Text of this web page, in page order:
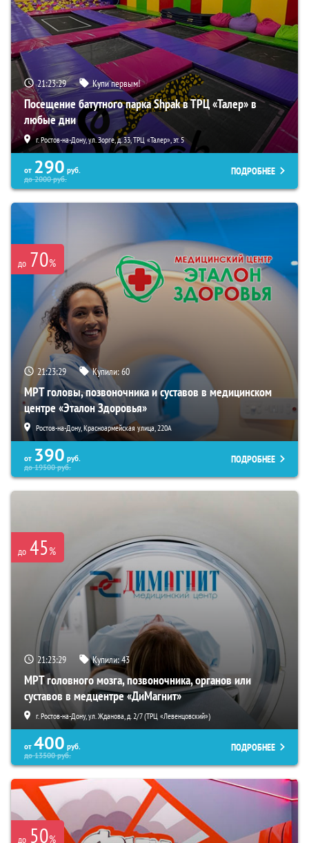
21:23:28 Купи первым!
Посещение батутного парка Shpak в ТРЦ «Талер» в
любые дни
г. Ростов-на-Дону, ул. Зорге, д. 33, ТРЦ «Талер», эт. 5
от 290 руб.
до2000руб.
ПОДРОБНЕЕ
до 70%
21:23:28 Купили:60
МРТ головы, позвоночника и суставов в медицинском
центре «Эталон Здоровья»
Ростов-на-Дону, Красноармейская улица, 220А
от 390 руб.
до19500руб.
ПОДРОБНЕЕ
до 45%
21:23:28 Купили:43
МРТ головного мозга, позвоночника, органов или
суставов в медцентре «ДиМагнит»
г. Ростов-на-Дону, ул. Жданова, д. 2/7 (ТРЦ «Левенцовский»)
от 400 руб.
до13500руб.
ПОДРОБНЕЕ
до 50%